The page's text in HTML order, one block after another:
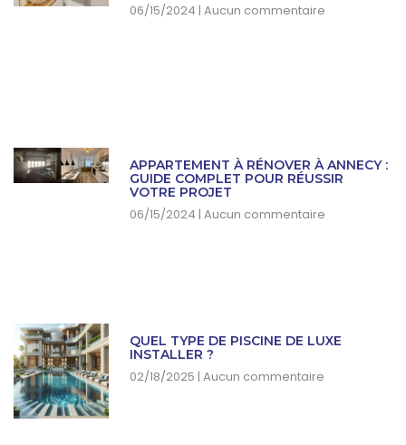
06/15/2024 Aucun commentaire
APPARTEMENT À RÉNOVER À ANNECY :
GUIDE COMPLET POUR RÉUSSIR
VOTRE PROJET
06/15/2024 Aucun commentaire
QUEL TYPE DE PISCINE DE LUXE
INSTALLER ?
02/18/2025 Aucun commentaire